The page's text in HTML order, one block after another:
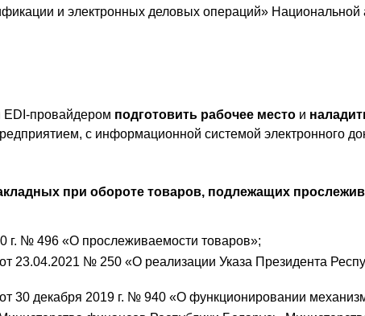
и электронных деловых операций» Национальной
EDI-провайдером подготовить рабочее место и
с информационной системой электронного
при обороте товаров, подлежащих
г. № 496 «О прослеживаемости товаров»;
23.04.2021 № 250 «О реализации Указа Президента
30 декабря 2019 г. № 940 «О функционировании